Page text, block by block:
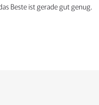
Beste ist gerade gut genug.